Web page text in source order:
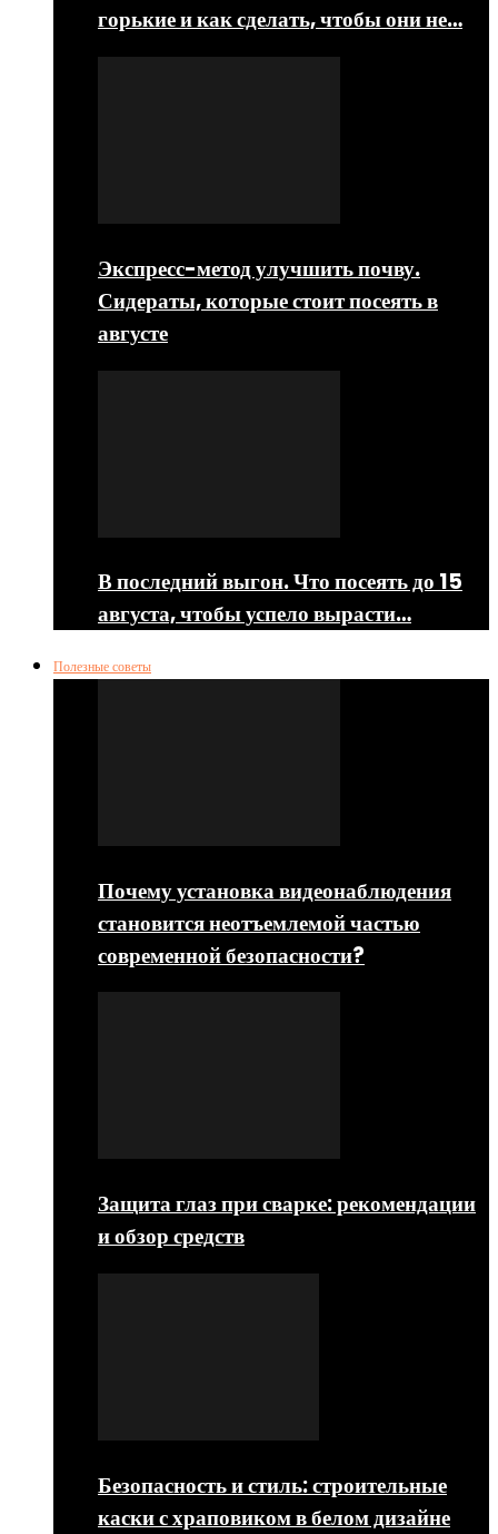
горькие и как сделать, чтобы они не…
Экспресс-метод улучшить почву.
Сидераты, которые стоит посеять в
августе
В последний выгон. Что посеять до 15
августа, чтобы успело вырасти…
Полезные советы
Почему установка видеонаблюдения
становится неотъемлемой частью
современной безопасности?
Защита глаз при сварке: рекомендации
и обзор средств
Безопасность и стиль: строительные
каски с храповиком в белом дизайне